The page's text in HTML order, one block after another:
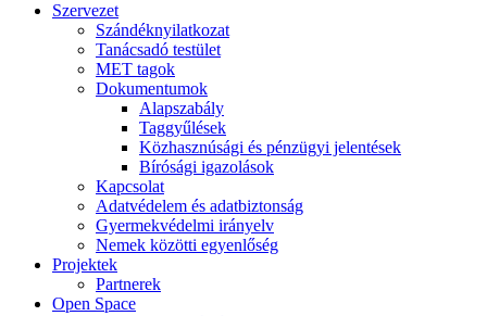
Szervezet
Szándéknyilatkozat
Tanácsadó testület
MET tagok
Dokumentumok
Alapszabály
Taggyűlések
Közhasznúsági és pénzügyi jelentések
Bírósági igazolások
Kapcsolat
Adatvédelem és adatbiztonság
Gyermekvédelmi irányelv
Nemek közötti egyenlőség
Projektek
Partnerek
Open Space